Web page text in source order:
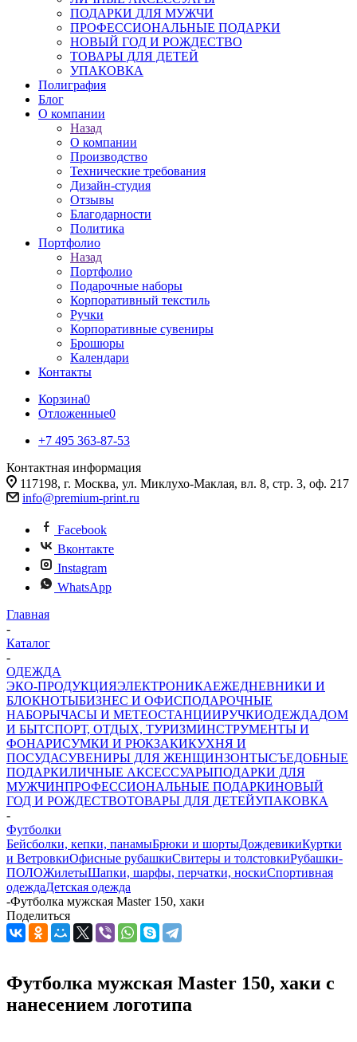
ПОДАРКИ ДЛЯ МУЖЧИ
ПРОФЕССИОНАЛЬНЫЕ ПОДАРКИ
НОВЫЙ ГОД И РОЖДЕСТВО
ТОВАРЫ ДЛЯ ДЕТЕЙ
УПАКОВКА
Полиграфия
Блог
О компании
Назад
О компании
Производство
Технические требования
Дизайн-студия
Отзывы
Благодарности
Политика
Портфолио
Назад
Портфолио
Подарочные наборы
Корпоративный текстиль
Ручки
Корпоративные сувениры
Брошюры
Календари
Контакты
Корзина0
Отложенные0
+7 495 363-87-53
Контактная информация
117198, г. Москва, ул. Миклухо-Маклая, вл. 8, стр. 3, оф. 217
info@premium-print.ru
Facebook
Вконтакте
Instagram
WhatsApp
Главная
-
Каталог
-
ОДЕЖДА
ЭКО-ПРОДУКЦИЯЭЛЕКТРОНИКАЕЖЕДНЕВНИКИ И
БЛОКНОТЫБИЗНЕС И ОФИСПОДАРОЧНЫЕ
НАБОРЫЧАСЫ И МЕТЕОСТАНЦИИРУЧКИОДЕЖДАДОМ
И БЫТСПОРТ, ОТДЫХ, ТУРИЗМИНСТРУМЕНТЫ И
ФОНАРИСУМКИ И РЮКЗАКИКУХНЯ И
ПОСУДАСУВЕНИРЫ ДЛЯ ЖЕНЩИНЗОНТЫСЪЕДОБНЫЕ
ПОДАРКИЛИЧНЫЕ АКСЕССУАРЫПОДАРКИ ДЛЯ
МУЖЧИНПРОФЕССИОНАЛЬНЫЕ ПОДАРКИНОВЫЙ
ГОД И РОЖДЕСТВОТОВАРЫ ДЛЯ ДЕТЕЙУПАКОВКА
-
Футболки
Бейсболки, кепки, панамыБрюки и шортыДождевикиКуртки
и ВетровкиОфисные рубашкиСвитеры и толстовкиРубашки-
ПОЛОЖилетыШапки, шарфы, перчатки, носкиСпортивная
одеждаДетская одежда
-Футболка мужская Master 150, хаки
Поделиться
Футболка мужская Master 150, хаки с
нанесением логотипа